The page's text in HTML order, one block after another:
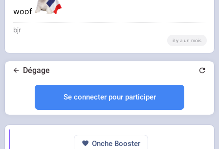
woof
bjr
il y a un mois
Dégage
Se connecter pour participer
Onche Booster